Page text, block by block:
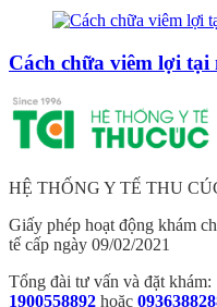
Cách chữa viêm lợi
HỆ THỐNG Y TẾ THU
Giấy phép hoạt động khám
tế cấp ngày 09/02/2021
Tổng đài tư vấn và đặt khám:
1900558892 hoặc